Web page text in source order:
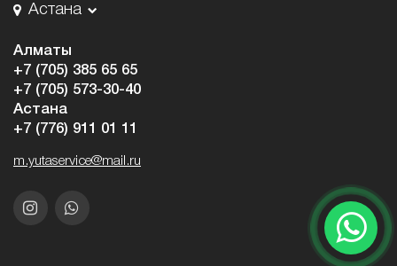
Астана
Алматы
+7 (705) 385 65 65
+7 (705) 573-30-40
Астана
+7 (776) 911 01 11
m.yutaservice@mail.ru